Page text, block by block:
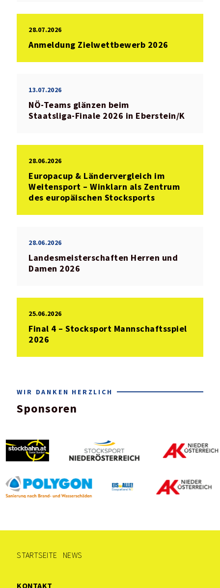
28.07.2026
Anmeldung Zielwettbewerb 2026
13.07.2026
NÖ‑Teams glänzen beim
Staatsliga‑Finale 2026 in Eberstein/K
28.06.2026
Europacup & Ländervergleich im
Weitensport – Winklarn als Zentrum
des europäischen Stocksports
28.06.2026
Landesmeisterschaften Herren und
Damen 2026
25.06.2026
Final 4 – Stocksport Mannschaftsspiel
2026
WIR DANKEN HERZLICH
Sponsoren
STARTSEITE NEWS
KONTAKT